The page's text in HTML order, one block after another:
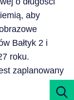
aby
Bałtyk 2 i
roku.
zaplanowany